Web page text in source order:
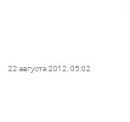
22 августа 2012, 05:02